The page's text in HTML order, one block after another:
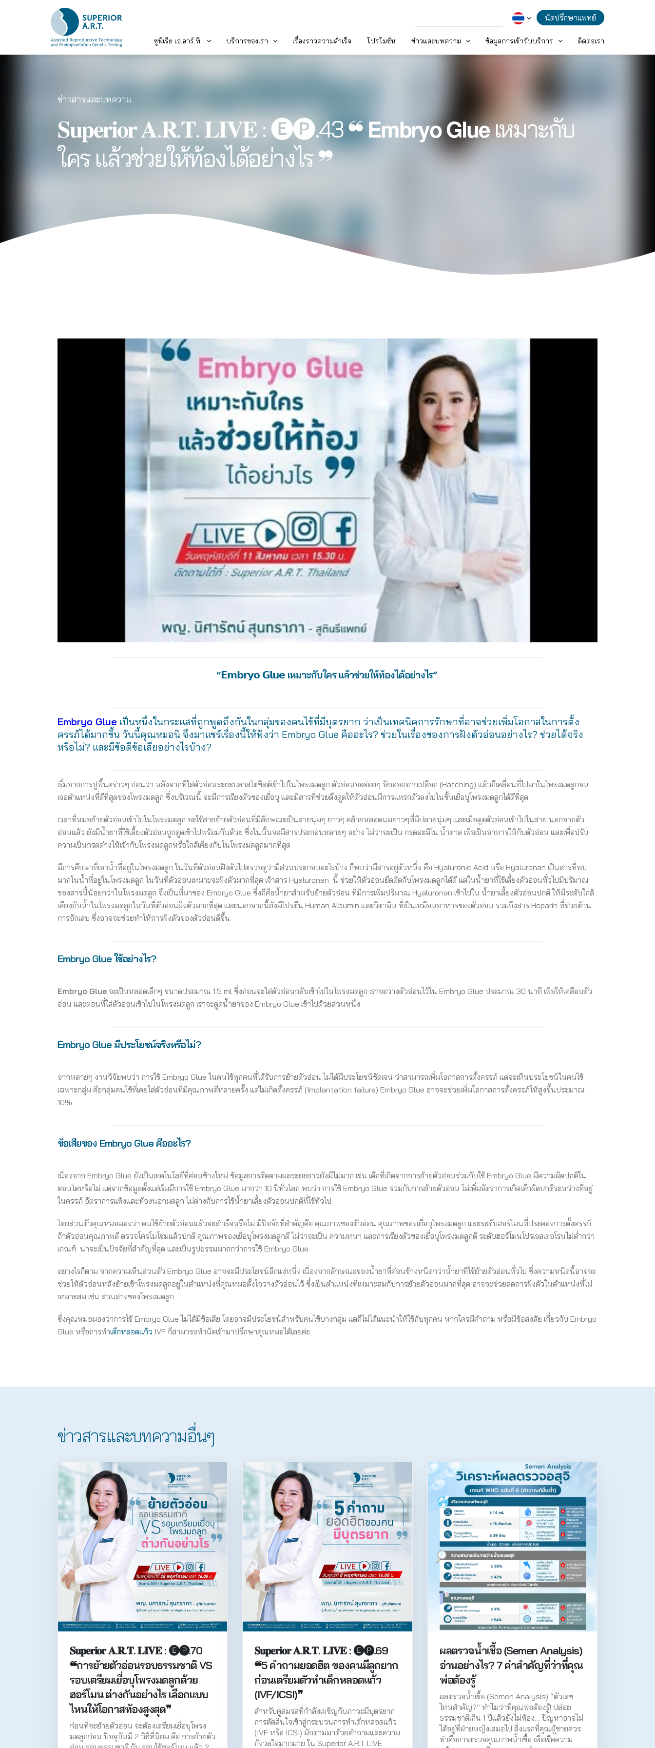
นัดปรึกษาแพทย์
ซูพีเรีย เอ.อาร์.ที. บริการของเรา เรื่องราวความสำเร็จ โปรโมชั่น ข่าวและบทความ ข้อมูลการเข้ารับบริการ ติดต่อเรา
ข่าวสารและบทความ
𝐒𝐮𝐩𝐞𝐫𝐢𝐨𝐫 𝐀.𝐑.𝐓. 𝐋𝐈𝐕𝐄 : 🅔🅟.43 ❝ 𝗘𝗺𝗯𝗿𝘆𝗼 𝗚𝗹𝘂𝗲 เหมาะกับ
ใคร แล้วช่วยให้ท้องได้อย่างไร ❞
“𝗘𝗺𝗯𝗿𝘆𝗼 𝗚𝗹𝘂𝗲 เหมาะกับใคร แล้วช่วยให้ท้องได้อย่างไร”
Embryo Glue เป็นหนึ่งในกระแสที่ถูกพูดถึงกันในกลุ่มของคนไข้ที่มีบุตรยาก ว่าเป็นเทคนิคการรักษาที่อาจช่วยเพิ่มโอกาสในการตั้ง
ครรภ์ได้มากขึ้น วันนี้คุณหมอนิ จึงมาแชร์เรื่องนี้ให้ฟังว่า Embryo Glue คืออะไร? ช่วยในเรื่องของการฝังตัวอ่อนอย่างไร? ช่วยได้จริง
หรือไม่? และมีข้อดีข้อเสียอย่างไรบ้าง?
เริ่มจากการปูพื้นคร่าวๆ ก่อนว่า หลังจากที่ใส่ตัวอ่อนระยะบลาสโตซิสต์เข้าไปในโพรงมดลูก ตัวอ่อนจะค่อยๆ ฟักออกจากเปลือก (Hatching) แล้วก็เคลื่อนที่ไปมาในโพรงมดลูกจน
เจอตำแหน่งที่ดีที่สุดของโพรงมดลูก ซึ่งบริเวณนี้ จะมีการเรียงตัวของเยื่อบุ และมีสารที่ช่วยดึงดูดให้ตัวอ่อนมีการแทรกตัวลงไปในชั้นเยื่อบุโพรงมดลูกได้ดีที่สุด
เวลาที่หมอย้ายตัวอ่อนเข้าไปในโพรงมดลูก จะใช้สายย้ายตัวอ่อนที่มีลักษณะเป็นสายนุ่มๆ ยาวๆ คล้ายหลอดนมยาวๆที่มีปลายนุ่มๆ และเมื่อดูดตัวอ่อนเข้าไปในสาย นอกจากตัว
อ่อนแล้ว ยังมีน้ำยาที่ใช้เลี้ยงตัวอ่อนถูกดูดเข้าไปพร้อมกันด้วย ซึ่งในนั้นจะมีสารประกอบหลายๆ อย่าง ไม่ว่าจะเป็น กรดอะมิโน น้ำตาล เพื่อเป็นอาหารให้กับตัวอ่อน และเพื่อปรับ
ความเป็นกรดด่างให้เข้ากับโพรงมดลูกหรือใกล้เคียงกับในโพรงมดลูกมากที่สุด
มีการศึกษาที่เอาน้ำที่อยู่ในโพรงมดลูก ในวันที่ตัวอ่อนฝังตัวไปตรวจดูว่ามีส่วนประกอบอะไรบ้าง ก็พบว่ามีสารอยู่ตัวหนึ่ง คือ Hyaluronic Acid หรือ Hyaluronan เป็นสารที่พบ
มากในน้ำที่อยู่ในโพรงมดลูก ในวันที่ตัวอ่อนเหมาะจะฝังตัวมากที่สุด เจ้าสาร Hyaluronan นี้ ช่วยให้ตัวอ่อนยึดติดกับโพรงมดลูกได้ดี แต่ในน้ำยาที่ใช้เลี้ยงตัวอ่อนทั่วไปมีปริมาณ
ของสารนี้น้อยกว่าในโพรงมดลูก จึงเป็นที่มาของ Embryo Glue ซึ่งก็คือน้ำยาสำหรับย้ายตัวอ่อน ที่มีการเพิ่มปริมาณ Hyaluronan เข้าไปใน น้ำยาเลี้ยงตัวอ่อนปกติ ให้มีระดับใกล้
เคียงกับน้ำในโพรงมดลูกในวันที่ตัวอ่อนฝังตัวมากที่สุด และนอกจากนี้ยังมีโปรตีน Human Albumin และวิตามิน ที่เป็นเหมือนอาหารของตัวอ่อน รวมถึงสาร Heparin ที่ช่วยต้าน
การอักเสบ ซึ่งอาจจะช่วยทำให้การฝังตัวของตัวอ่อนดีขึ้น
Embryo Glue ใช้อย่างไร?
Embryo Glue จะเป็นหลอดเล็กๆ ขนาดประมาณ 1.5 ml ซึ่งก่อนจะใส่ตัวอ่อนกลับเข้าไปในโพรงมดลูก เราจะวางตัวอ่อนไว้ใน Embryo Glue ประมาณ 30 นาที เพื่อให้เคลือบตัว
อ่อน และตอนที่ใส่ตัวอ่อนเข้าไปในโพรงมดลูก เราจะดูดน้ำยาของ Embryo Glue เข้าไปด้วยส่วนหนึ่ง
Embryo Glue มีประโยชน์จริงหรือไม่?
จากหลายๆ งานวิจัยพบว่า การใช้ Embryo Glue ในคนไข้ทุกคนที่ได้รับการย้ายตัวอ่อน ไม่ได้มีประโยชน์ชัดเจน ว่าสามารถเพิ่มโอกาสการตั้งครรภ์ แต่จะเห็นประโยชน์ในคนไข้
เฉพาะกลุ่ม คือกลุ่มคนไข้ที่เคยใส่ตัวอ่อนที่มีคุณภาพดีหลายครั้ง แต่ไม่เกิดตั้งครรภ์ (Implantation failure) Embryo Glue อาจจะช่วยเพิ่มโอกาสการตั้งครรภ์ให้สูงขึ้นประมาณ
10%
ข้อเสียของ Embryo Glue คืออะไร?
เนื่องจาก Embryo Glue ยังเป็นเทคโนโลยีที่ค่อนข้างใหม่ ข้อมูลการติดตามผลระยะยาวยังมีไม่มาก เช่น เด็กที่เกิดจากการย้ายตัวอ่อนร่วมกับใช้ Embryo Glue มีความผิดปกติใน
ตอนโตหรือไม่ แต่จากข้อมูลตั้งแต่เริ่มมีการใช้ Embryo Glue มากว่า 10 ปีทั่วโลก พบว่า การใช้ Embryo Glue ร่วมกับการย้ายตัวอ่อน ไม่เพิ่มอัตราการเกิดเด็กผิดปกติระหว่างที่อยู่
ในครรภ์ อัตราการแท้งและท้องนอกมดลูก ไม่ต่างกับการใช้น้ำยาเลี้ยงตัวอ่อนปกติที่ใช้ทั่วไป
โดยส่วนตัวคุณหมอมองว่า คนไข้ย้ายตัวอ่อนแล้วจะสำเร็จหรือไม่ มีปัจจัยที่สำคัญคือ คุณภาพของตัวอ่อน คุณภาพของเยื่อบุโพรงมดลูก และระดับฮอร์โมนที่ประคองการตั้งครรภ์
ถ้าตัวอ่อนคุณภาพดี ตรวจโครโมโซมแล้วปกติ คุณภาพของเยื่อบุโพรงมดลูกดี ไม่ว่าจะเป็น ความหนา และการเรียงตัวของเยื่อบุโพรงมดลูกดี ระดับฮอร์โมนโปรเจสเตอโรนไม่ต่ำกว่า
เกณฑ์ น่าจะเป็นปัจจัยที่สำคัญที่สุด และเป็นรูปธรรมมากกว่าการใช้ Embryo Glue
อย่างไรก็ตาม จากความเห็นส่วนตัว Embryo Glue อาจจะมีประโยชน์อีกแง่หนึ่ง เนื่องจากลักษณะของน้ำยาที่ค่อนข้างหนืดกว่าน้ำยาที่ใช้ย้ายตัวอ่อนทั่วไป ซึ่งความหนืดนี้อาจจะ
ช่วยให้ตัวอ่อนหลังย้ายเข้าโพรงมดลูกอยู่ในตำแหน่งที่คุณหมอตั้งใจวางตัวอ่อนไว้ ซึ่งเป็นตำแหน่งที่เหมาะสมกับการย้ายตัวอ่อนมากที่สุด อาจจะช่วยลดการฝังตัวในตำแหน่งที่ไม่
เหมาะสม เช่น ส่วนล่างของโพรงมดลูก
ซึ่งคุณหมอมองว่าการใช้ Embryo Glue ไม่ได้มีข้อเสีย โดยอาจมีประโยชน์สำหรับคนไข้บางกลุ่ม แต่ก็ไม่ได้แนะนำให้ใช้กับทุกคน หากใครมีคำถาม หรือมีข้อสงสัย เกี่ยวกับ Embryo
Glue หรือการทำเด็กหลอดแก้ว IVF ก็สามารถทำนัดเข้ามาปรึกษาคุณหมอได้เลยค่ะ
ข่าวสารและบทความอื่นๆ
𝐒𝐮𝐩𝐞𝐫𝐢𝐨𝐫 𝐀.𝐑.𝐓. 𝐋𝐈𝐕𝐄 : 🅔🅟.70
❝การย้ายตัวอ่อนรอบธรรมชาติ VS
รอบเตรียมเยื่อบุโพรงมดลูกด้วย
ฮอร์โมน ต่างกันอย่างไร เลือกแบบ
ไหนให้โอกาสท้องสูงสุด❞
ก่อนที่จะย้ายตัวอ่อน จะต้องเตรียมเยื่อบุโพรง
มดลูกก่อน ปัจจุบันมี 2 วิธีที่นิยม คือ การย้ายตัว
𝐒𝐮𝐩𝐞𝐫𝐢𝐨𝐫 𝐀.𝐑.𝐓. 𝐋𝐈𝐕𝐄 : 🅔🅟.69
❝5 คำถามยอดฮิต ของคนมีลูกยาก
ก่อนเตรียมตัวทำเด็กหลอดแก้ว
(IVF/ICSI)❞
สำหรับคู่สมรสที่กำลังเผชิญกับภาวะมีบุตรยาก
การตัดสินใจเข้าสู่กระบวนการทำเด็กหลอดแก้ว
(IVF หรือ ICSI) มักตามมาด้วยคำถามและความ
กังวลใจมากมาย ใน Superior A.R.T. LIVE
ผลตรวจน้ำเชื้อ (Semen Analysis)
อ่านอย่างไร? 7 ค่าสำคัญที่ว่าที่คุณ
พ่อต้องรู้
ผลตรวจน้ำเชื้อ (Semen Analysis) “ตัวเลข
ไหนสำคัญ?” ทำไมว่าที่คุณพ่อต้องรู้! ปล่อย
ธรรมชาติเกิน 1 ปีแล้วยังไม่ท้อง… ปัญหาอาจไม่
ได้อยู่ที่ฝ่ายหญิงเสมอไป สิ่งแรกที่คุณผู้ชายควร
ทำคือการตรวจคุณภาพน้ำเชื้อ เพื่อเช็คความ